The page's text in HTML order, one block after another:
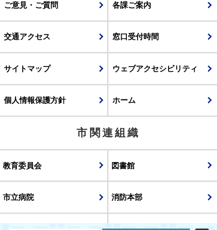
ご意見・ご質問 各課ご案内
交通アクセス 窓口受付時間
サイトマップ ウェブアクセシビリティ
個人情報保護方針 ホーム
市関連組織
教育委員会 図書館
市立病院 消防本部